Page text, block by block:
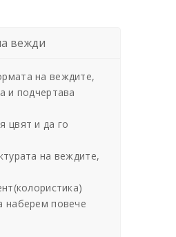
вежди
на веждите,
и подчертава
цвят и да го
на веждите,
наберем повече